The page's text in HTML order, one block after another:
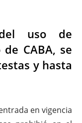
uso de
CABA, se
y hasta
en vigencia